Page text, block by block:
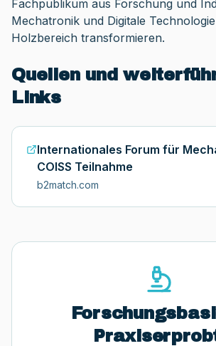
Fachpublikum aus Forschung und
Mechatronik und Digitale
Holzbereich transformieren.
Quellen und
Links
Internationales Forum für
COISS Teilnahme
b2match.com